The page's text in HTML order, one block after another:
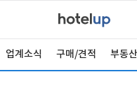
업계소식 구매/견적 부동산